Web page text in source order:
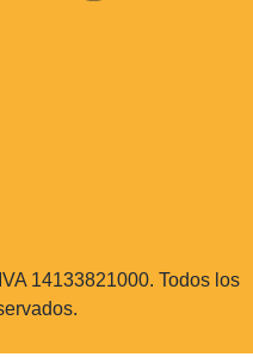
14133821000. Todos los